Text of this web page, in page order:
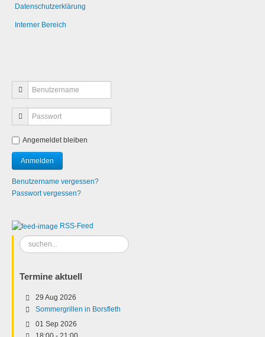
Datenschutzerklärung
Interner Bereich
Angemeldet bleiben
Benutzername vergessen?
Passwort vergessen?
RSS-Feed
Suchen
...
Termine aktuell
29 Aug 2026
Sommergrillen in Borsfleth
01 Sep 2026